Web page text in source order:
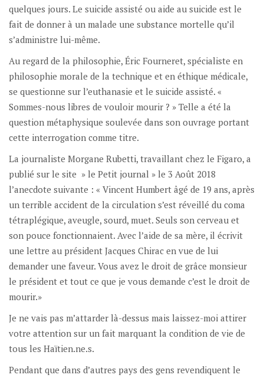
quelques jours. Le suicide assisté ou aide au suicide est le
fait de donner à un malade une substance mortelle qu’il
s’administre lui-même.
Au regard de la philosophie, Éric Fourneret, spécialiste en
philosophie morale de la technique et en éthique médicale,
se questionne sur l’euthanasie et le suicide assisté. «
Sommes-nous libres de vouloir mourir ? » Telle a été la
question métaphysique soulevée dans son ouvrage portant
cette interrogation comme titre.
La journaliste Morgane Rubetti, travaillant chez le Figaro, a
publié sur le site » le Petit journal » le 3 Août 2018
l’anecdote suivante : « Vincent Humbert âgé de 19 ans, après
un terrible accident de la circulation s’est réveillé du coma
tétraplégique, aveugle, sourd, muet. Seuls son cerveau et
son pouce fonctionnaient. Avec l’aide de sa mère, il écrivit
une lettre au président Jacques Chirac en vue de lui
demander une faveur. Vous avez le droit de grâce monsieur
le président et tout ce que je vous demande c’est le droit de
mourir.»
Je ne vais pas m’attarder là-dessus mais laissez-moi attirer
votre attention sur un fait marquant la condition de vie de
tous les Haïtien.ne.s.
Pendant que dans d’autres pays des gens revendiquent le